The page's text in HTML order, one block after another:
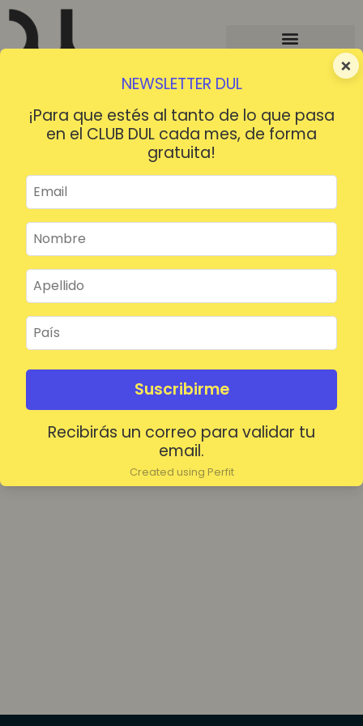
×
NEWSLETTER DUL
¡Para que estés al tanto de lo que pasa
en el CLUB DUL cada mes, de forma
gratuita!
Suscribirme
Recibirás un correo para validar tu
email.
Created using Perfit
¡HOLA!
Mantenerme conectado
Acceder